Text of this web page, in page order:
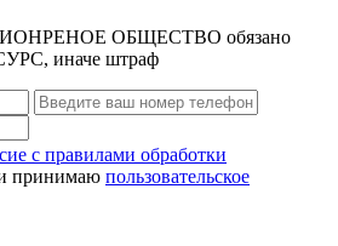
ОБЩЕСТВО обязано
иначе штраф
с правилами обработки
принимаю пользовательское